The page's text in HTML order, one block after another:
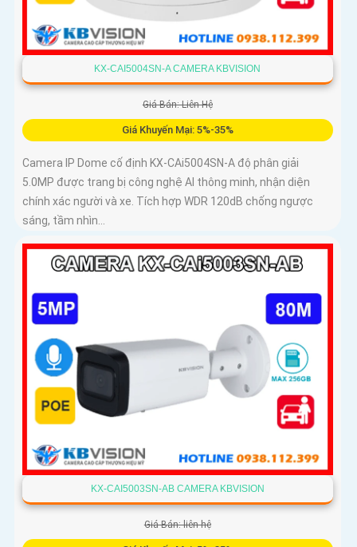
KX-CAI5004SN-A CAMERA KBVISION
Giá Bán: Liên Hệ
Giá Khuyến Mại: 5%-35%
Camera IP Dome cố định KX-CAi5004SN-A độ phân giải
5.0MP được trang bị công nghệ AI thông minh, nhận diện
chính xác người và xe. Tích hợp WDR 120dB chống ngược
sáng, tầm nhìn...
KX-CAI5003SN-AB CAMERA KBVISION
Giá Bán: liên hệ